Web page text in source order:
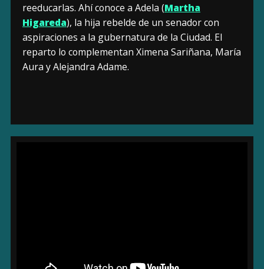
reeducarlas. Ahí conoce a Adela (Martha
Higareda), la hija rebelde de un senador con
aspiraciones a la gubernatura de la Ciudad. El
reparto lo complementan Ximena Sariñana, María
Aura y Alejandra Adame.